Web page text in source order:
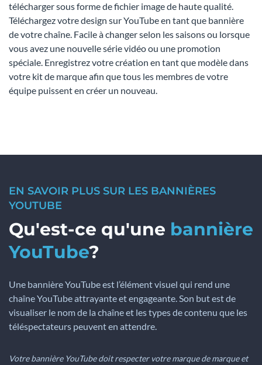
télécharger sous forme de fichier image de haute qualité.
Téléchargez votre design sur YouTube en tant que bannière
de votre chaîne. Facile à changer selon les saisons ou lorsque
vous avez une nouvelle série vidéo ou une promotion
spéciale. Enregistrez votre création en tant que modèle dans
votre kit de marque afin que tous les membres de votre
équipe puissent en créer un nouveau.
EN SAVOIR PLUS SUR LES BANNIÈRES
YOUTUBE
Qu'est-ce qu'une bannière
YouTube?
Une bannière YouTube est l’élément visuel qui rend une
chaîne YouTube attrayante et engageante. Son but est de
visualiser le nom de la chaîne et les types de contenu que les
téléspectateurs peuvent en attendre.
Votre bannière YouTube doit respecter votre marque de marque et